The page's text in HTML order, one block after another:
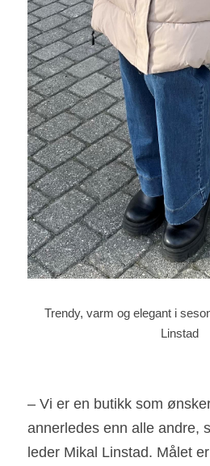
Trendy, varm og elegant i
Linstad
– Vi er en butikk som
annerledes enn alle andre,
leder Mikal Linstad. Målet